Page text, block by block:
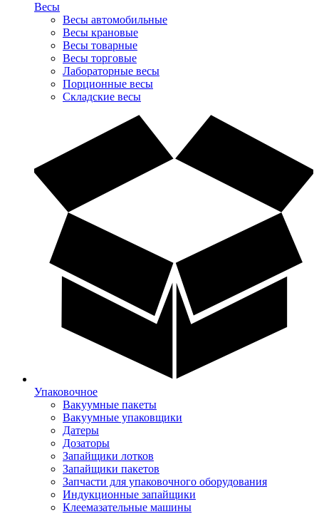
Весы
Весы автомобильные
Весы крановые
Весы товарные
Весы торговые
Лабораторные весы
Порционные весы
Складские весы
Упаковочное
Вакуумные пакеты
Вакуумные упаковщики
Датеры
Дозаторы
Запайщики лотков
Запайщики пакетов
Запчасти для упаковочного оборудования
Индукционные запайщики
Клеемазательные машины